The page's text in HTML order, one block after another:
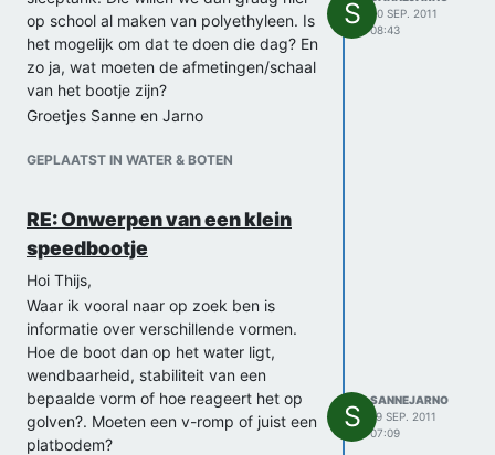
op school al maken van polyethyleen. Is
het mogelijk om dat te doen die dag? En
zo ja, wat moeten de afmetingen/schaal
van het bootje zijn?
Groetjes Sanne en Jarno
GEPLAATST IN WATER & BOTEN
S
20 SEP. 2011
08:43
RE: Onwerpen van een klein
speedbootje
Hoi Thijs,
Waar ik vooral naar op zoek ben is
informatie over verschillende vormen.
Hoe de boot dan op het water ligt,
wendbaarheid, stabiliteit van een
bepaalde vorm of hoe reageert het op
golven?. Moeten een v-romp of juist een
platbodem?
S
SANNEJARNO
19 SEP. 2011
07:09